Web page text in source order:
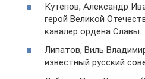
Кутепов, Александр
герой Великой
кавалер ордена Славы.
Липатов, Виль
известный русский